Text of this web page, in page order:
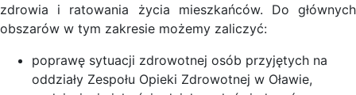
zdrowia i ratowania życia mieszkańców. Do głównych
obszarów w tym zakresie możemy zaliczyć:
poprawę sytuacji zdrowotnej osób przyjętych na
oddziały Zespołu Opieki Zdrowotnej w Oławie,